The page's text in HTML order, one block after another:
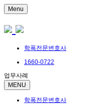
Menu
학폭전문변호사
1660-0722
업무사례
MENU
학폭전문변호사